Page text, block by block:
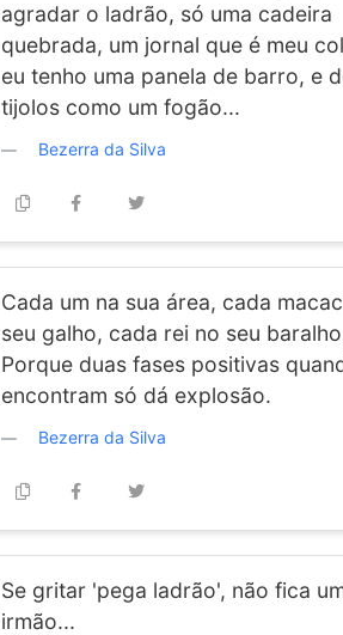
agradar o ladrão, só uma cadeira
quebrada, um jornal que é meu
eu tenho uma panela de barro, e
tijolos como um fogão...
Bezerra da Silva
Cada um na sua área, cada
seu galho, cada rei no seu
Porque duas fases positivas
encontram só dá explosão.
Bezerra da Silva
Se gritar 'pega ladrão', não fica
irmão...